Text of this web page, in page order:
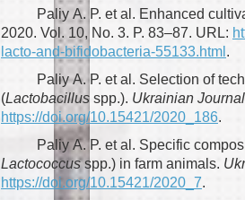
Paliy A. P. et al. Enhanced
2020. Vol. 10, No. 3. P. 83–87. URL:
lacto-and-bifidobacteria-55133.html .
Paliy A. P. et al. Selection of
(Lactobacillus spp.). Ukrainian
https://doi.org/10.15421/2020_186.
Paliy A. P. et al. Specific
Lactococcusspp.) in farm animals.
https://doi.org/10.15421/2020_7.